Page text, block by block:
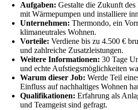
Aufgaben: Gestalte die Zukunft
mit Wärmepumpen und installiere
Unternehmen: Thermondo, ein
klimaneutrales Wohnen.
Vorteile: Verdiene bis zu 4.500 €
und zahlreiche Zusatzleistungen.
Weitere Informationen: 30 Tage
und echte Aufstiegsmöglichkeiten
Warum dieser Job: Werde Teil
Einfluss auf nachhaltiges Wohnen
Qualifikationen: Erfahrung als
und Teamgeist sind gefragt.